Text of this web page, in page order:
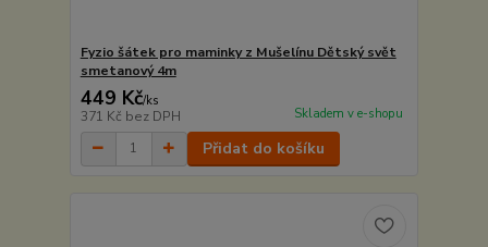
Fyzio šátek pro maminky z Mušelínu Dětský svět
smetanový 4m
449 Kč/ks
371 Kč bez DPH Skladem v e-shopu
Přidat do košíku